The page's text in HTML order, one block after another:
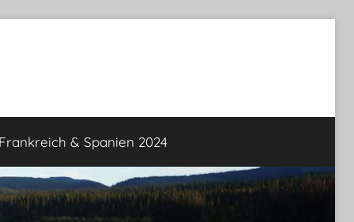
& Spanien 2024